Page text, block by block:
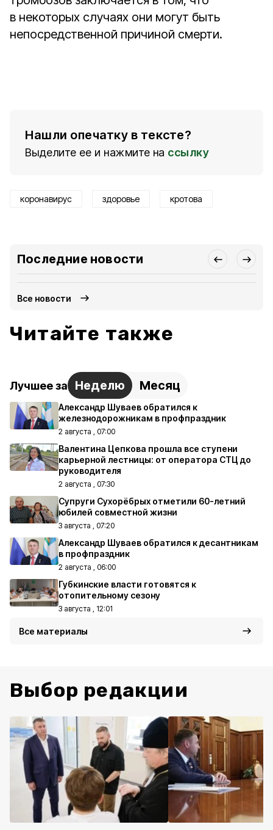
в некоторых случаях они могут быть
непосредственной причиной смерти.
Нашли опечатку в тексте?
Выделите ее и нажмите на ссылку
коронавирус здоровье кротова
Последние новости
Все новости
Читайте также
Лучшее за Неделю Месяц
Александр Шуваев обратился к
железнодорожникам в профпраздник
2 августа , 07:00
Валентина Цепкова прошла все ступени
карьерной лестницы: от оператора СТЦ до
руководителя
2 августа , 07:30
Супруги Сухорёбрых отметили 60-летний
юбилей совместной жизни
3 августа , 07:20
Александр Шуваев обратился к десантникам
в профпраздник
2 августа , 06:00
Губкинские власти готовятся к
отопительному сезону
3 августа , 12:01
Все материалы
Выбор редакции